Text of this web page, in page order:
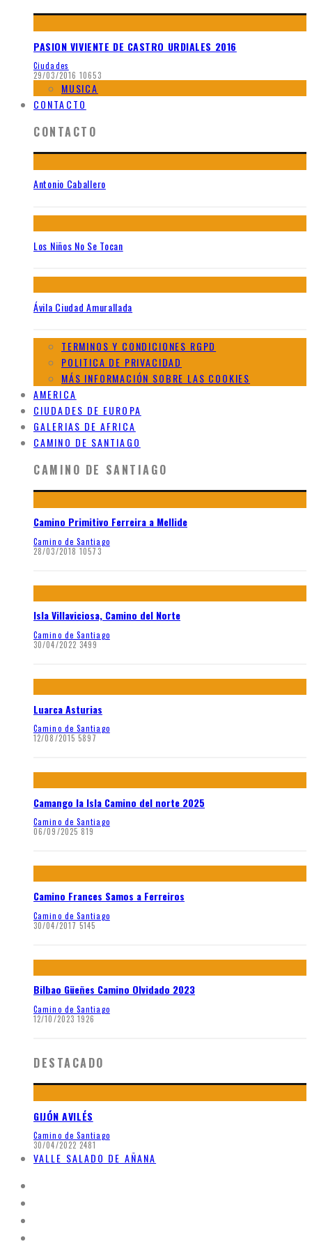
PASION VIVIENTE DE CASTRO URDIALES 2016
Ciudades
29/03/2016 10653
MUSICA
CONTACTO
CONTACTO
Antonio Caballero
Los Niños No Se Tocan
Ávila Ciudad Amurallada
TERMINOS Y CONDICIONES RGPD
POLITICA DE PRIVACIDAD
MÁS INFORMACIÓN SOBRE LAS COOKIES
AMERICA
CIUDADES DE EUROPA
GALERIAS DE AFRICA
CAMINO DE SANTIAGO
CAMINO DE SANTIAGO
Camino Primitivo Ferreira a Mellide
Camino de Santiago
28/03/2018 10573
Isla Villaviciosa, Camino del Norte
Camino de Santiago
30/04/2022 3499
Luarca Asturias
Camino de Santiago
12/08/2015 5897
Camango la Isla Camino del norte 2025
Camino de Santiago
06/09/2025 819
Camino Frances Samos a Ferreiros
Camino de Santiago
30/04/2017 5145
Bilbao Güeñes Camino Olvidado 2023
Camino de Santiago
12/10/2023 1926
DESTACADO
GIJÓN AVILÉS
Camino de Santiago
30/04/2022 2481
VALLE SALADO DE AÑANA